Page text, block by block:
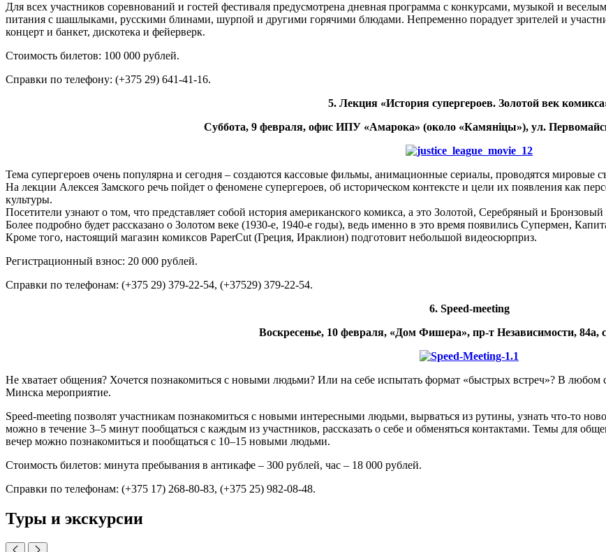
Для всех участников соревнований и гостей фестиваля предусмотрена дневная программа с конкурсами, музыкой и
питания с шашлыками, русскими блинами, шурпой и другими горячими блюдами. Непременно порадует зрителей и
концерт и банкет, дискотека и фейерверк.
Стоимость билетов: 100 000 рублей.
Справки по телефону: (+375 29) 641-41-16.
5. Лекция «История супергероев. Золотой век
Суббота, 9 февраля, офис ИПУ «Амарока» (около «Камяніцы»), ул.
Тема супергероев очень популярна и сегодня – создаются кассовые фильмы, анимационные сериалы, проводятся мировые
На лекции Алексея Замского речь пойдет о феномене супергероев, об историческом контексте и цели их появления как
культуры.
Посетители узнают о том, что представляет собой история американского комикса, а это Золотой, Серебряный и
Более подробно будет рассказано о Золотом веке (1930-е, 1940-е годы), ведь именно в это время появились Супермен,
Кроме того, настоящий магазин комиксов PaperCut (Греция, Ираклион) подготовит небольшой видеосюрприз.
Регистрационный взнос: 20 000 рублей.
Справки по телефонам: (+375 29) 379-22-54, (+37529) 379-22-54.
6. Speed-meeting
Воскресенье, 10 февраля, «Дом Фишера», пр-т Независимости, 84а,
Не хватает общения? Хочется познакомиться с новыми людьми? Или на себе испытать формат «быстрых встреч»? В
Минска мероприятие.
Speed-meeting позволят участникам познакомиться с новыми интересными людьми, вырваться из рутины, узнать что-то
можно в течение 3–5 минут пообщаться с каждым из участников, рассказать о себе и обменяться контактами. Темы для
вечер можно познакомиться и пообщаться с 10–15 новыми людьми.
Стоимость билетов: минута пребывания в антикафе – 300 рублей, час – 18 000 рублей.
Справки по телефонам: (+375 17) 268-80-83, (+375 25) 982-08-48.
Туры и экскурсии